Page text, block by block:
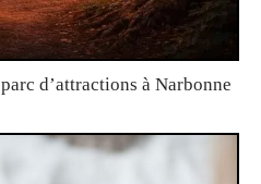
d’attractions à Narbonne